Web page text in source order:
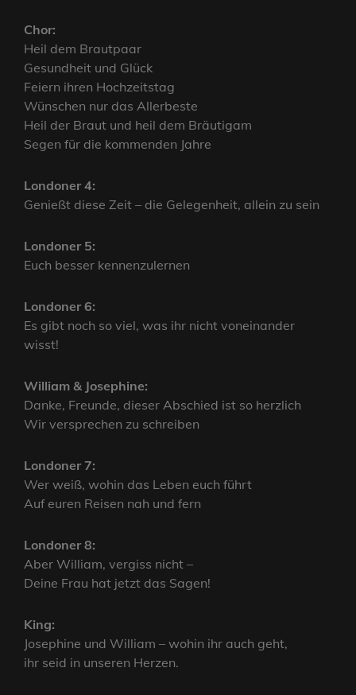
Chor:
Heil dem Brautpaar
Gesundheit und Glück
Feiern ihren Hochzeitstag
Wünschen nur das Allerbeste
Heil der Braut und heil dem Bräutigam
Segen für die kommenden Jahre
Londoner 4:
Genießt diese Zeit – die Gelegenheit, allein zu sein
Londoner 5:
Euch besser kennenzulernen
Londoner 6:
Es gibt noch so viel, was ihr nicht voneinander
wisst!
William & Josephine:
Danke, Freunde, dieser Abschied ist so herzlich
Wir versprechen zu schreiben
Londoner 7:
Wer weiß, wohin das Leben euch führt
Auf euren Reisen nah und fern
Londoner 8:
Aber William, vergiss nicht –
Deine Frau hat jetzt das Sagen!
King:
Josephine und William – wohin ihr auch geht,
ihr seid in unseren Herzen.